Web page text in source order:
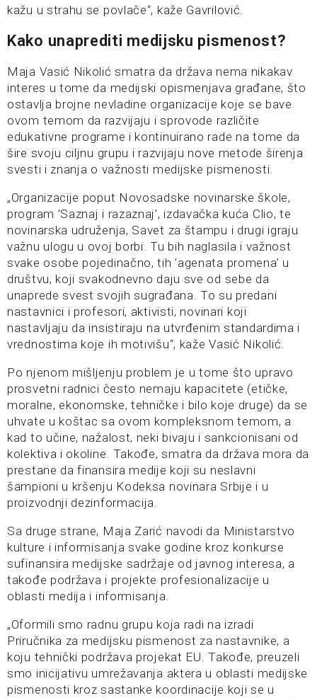
kažu u strahu se povlače“, kaže Gavrilović.
Kako unaprediti medijsku pismenost?
Maja Vasić Nikolić smatra da država nema nikakav
interes u tome da medijski opismenjava građane, što
ostavlja brojne nevladine organizacije koje se bave
ovom temom da razvijaju i sprovode različite
edukativne programe i kontinuirano rade na tome da
šire svoju ciljnu grupu i razvijaju nove metode širenja
svesti i znanja o važnosti medijske pismenosti.
„Organizacije poput Novosadske novinarske škole,
program ’Saznaj i razaznaj’, izdavačka kuća Clio, te
novinarska udruženja, Savet za štampu i drugi igraju
važnu ulogu u ovoj borbi. Tu bih naglasila i važnost
svake osobe pojedinačno, tih ’agenata promena’ u
društvu, koji svakodnevno daju sve od sebe da
unaprede svest svojih sugrađana. To su predani
nastavnici i profesori, aktivisti, novinari koji
nastavljaju da insistiraju na utvrđenim standardima i
vrednostima koje ih motivišu“, kaže Vasić Nikolić.
Po njenom mišljenju problem je u tome što upravo
prosvetni radnici često nemaju kapacitete (etičke,
moralne, ekonomske, tehničke i bilo koje druge) da se
uhvate u koštac sa ovom kompleksnom temom, a
kad to učine, nažalost, neki bivaju i sankcionisani od
kolektiva i okoline. Takođe, smatra da država mora da
prestane da finansira medije koji su neslavni
šampioni u kršenju Kodeksa novinara Srbije i u
proizvodnji dezinformacija.
Sa druge strane, Maja Zarić navodi da Ministarstvo
kulture i informisanja svake godine kroz konkurse
sufinansira medijske sadržaje od javnog interesa, a
takođe podržava i projekte profesionalizacije u
oblasti medija i informisanja.
„Oformili smo radnu grupu koja radi na izradi
Priručnika za medijsku pismenost za nastavnike, a
koju tehnički podržava projekat EU. Takođe, preuzeli
smo inicijativu umrežavanja aktera u oblasti medijske
pismenosti kroz sastanke koordinacije koji se u